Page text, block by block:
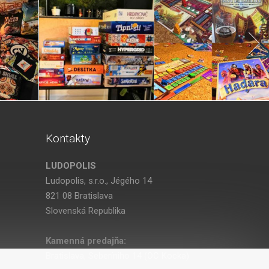
Kontakty
LUDOPOLIS
Ludopolis, s.r.o., Jégého 14
821 08 Bratislava
Slovenská Republika
Kamenná predajňa: